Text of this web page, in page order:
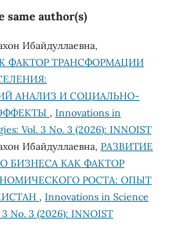
same author(s)
Ибайдуллаевна,
ФАКТОР ТРАНСФОРМАЦИИ
АНАЛИЗ И СОЦИАЛЬНО-
, Innovations in
Vol. 3 No. 3 (2026): INNOIST
Ибайдуллаевна, РАЗВИТИЕ
БИЗНЕСА КАК ФАКТОР
РОСТА: ОПЫТ
, Innovations in Science
No. 3 (2026): INNOIST